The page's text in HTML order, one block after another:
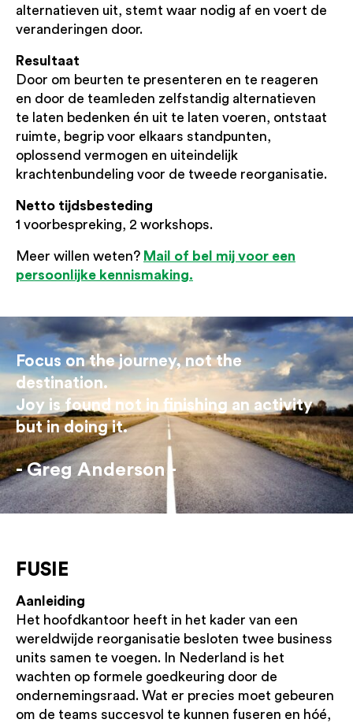
alternatieven uit, stemt waar nodig af en voert de
veranderingen door.
Resultaat
Door om beurten te presenteren en te reageren
en door de teamleden zelfstandig alternatieven
te laten bedenken én uit te laten voeren, ontstaat
ruimte, begrip voor elkaars standpunten,
oplossend vermogen en uiteindelijk
krachtenbundeling voor de tweede reorganisatie.
Netto tijdsbesteding
1 voorbespreking, 2 workshops.
Meer willen weten? Mail of bel mij voor een
persoonlijke kennismaking.
Focus on the journey, not the
destination.
Joy is found not in finishing an activity
but in doing it.
Greg Anderson
FUSIE
Aanleiding
Het hoofdkantoor heeft in het kader van een
wereldwijde reorganisatie besloten twee business
units samen te voegen. In Nederland is het
wachten op formele goedkeuring door de
ondernemingsraad. Wat er precies moet gebeuren
om de teams succesvol te kunnen fuseren en hóé,